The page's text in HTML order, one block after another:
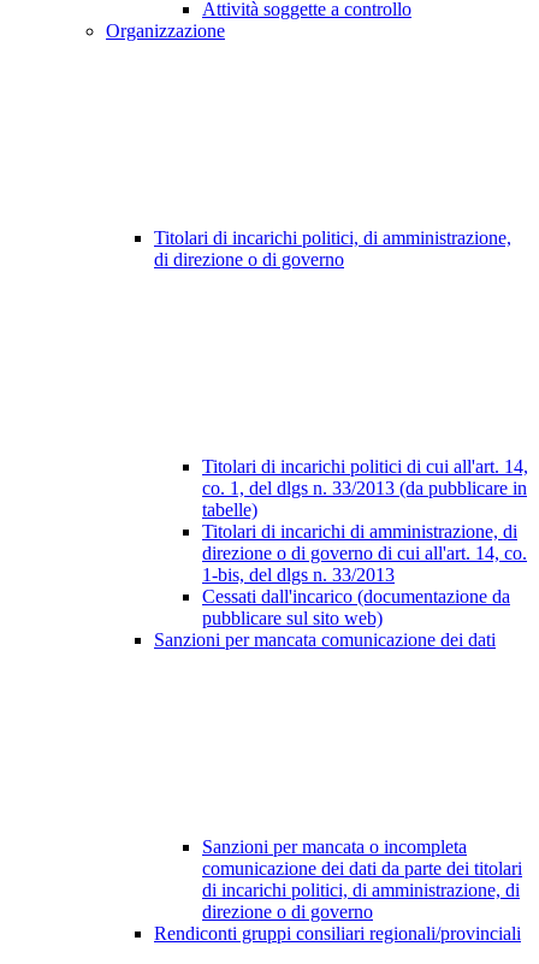
Attività soggette a controllo
Organizzazione
Titolari di incarichi politici, di amministrazione,
di direzione o di governo
Titolari di incarichi politici di cui all'art. 14,
co. 1, del dlgs n. 33/2013 (da pubblicare in
tabelle)
Titolari di incarichi di amministrazione, di
direzione o di governo di cui all'art. 14, co.
1-bis, del dlgs n. 33/2013
Cessati dall'incarico (documentazione da
pubblicare sul sito web)
Sanzioni per mancata comunicazione dei dati
Sanzioni per mancata o incompleta
comunicazione dei dati da parte dei titolari
di incarichi politici, di amministrazione, di
direzione o di governo
Rendiconti gruppi consiliari regionali/provinciali